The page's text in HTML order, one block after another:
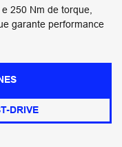
250 Nm de torque,
garante performance
DRIVE